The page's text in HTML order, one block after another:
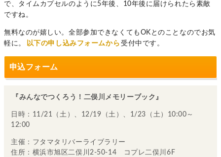
で、タイムカプセルのように5年後、10年後に届けられたら素敵
ですね。
無料なのが嬉しい。全部参加できなくてもOKとのことなのでお気
軽に。
以下の申し込みフォームから 受付中です。
申込フォーム
『みんなでつくろう！二俣川メモリーブック』
日時：11/21（土）、12/19（土）、1/23（土）10:00～
12:00
主催：フタマタリバーライブラリー
住所：横浜市旭区二俣川2-50-14 コプレ二俣川6F